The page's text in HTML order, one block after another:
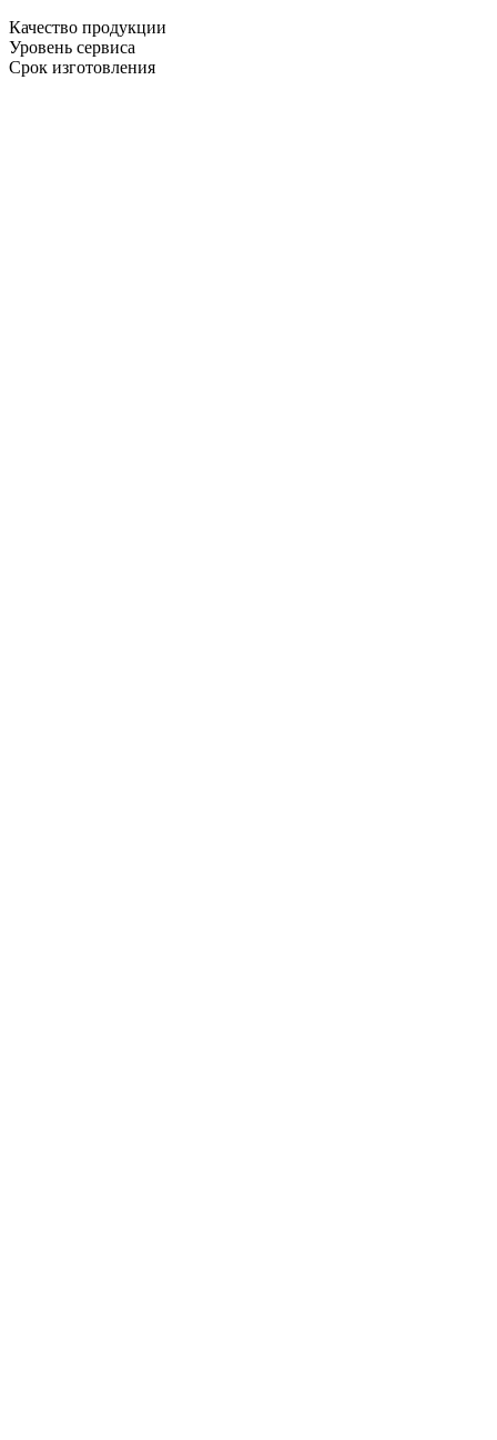
Качество продукции
Уровень сервиса
Срок изготовления